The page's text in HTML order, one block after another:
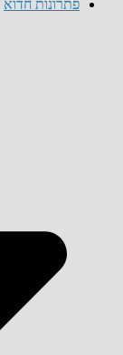
פתרונות חדוא